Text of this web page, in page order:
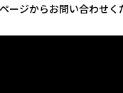
ージからお問い合わせく